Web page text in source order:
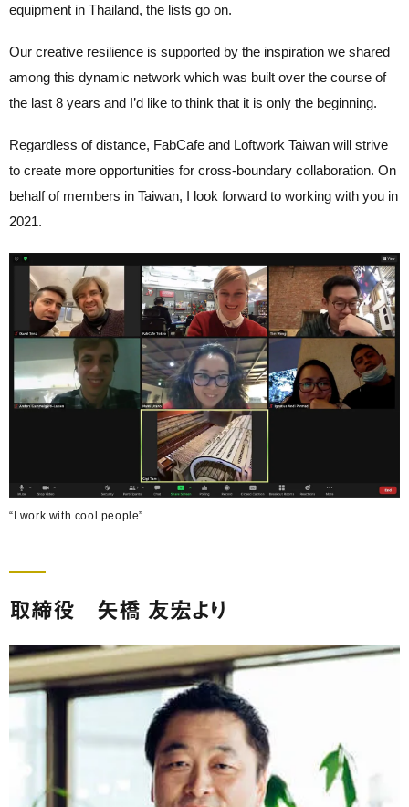
equipment in Thailand, the lists go on.
Our creative resilience is supported by the inspiration we shared
among this dynamic network which was built over the course of
the last 8 years and I’d like to think that it is only the beginning.
Regardless of distance, FabCafe and Loftwork Taiwan will strive
to create more opportunities for cross-boundary collaboration. On
behalf of members in Taiwan, I look forward to working with you in
2021.
“I work with cool people”
取締役 矢橋 友宏より